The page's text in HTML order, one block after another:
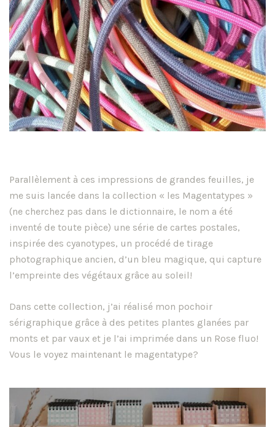
Parallèlement à ces impressions de grandes feuilles, je
me suis lancée dans la collection « les Magentatypes »
(ne cherchez pas dans le dictionnaire, le nom a été
inventé de toute pièce) une série de cartes postales,
inspirée des cyanotypes, un procédé de tirage
photographique ancien, d’un bleu magique, qui capture
l’empreinte des végétaux grâce au soleil!
Dans cette collection, j’ai réalisé mon pochoir
sérigraphique grâce à des petites plantes glanées par
monts et par vaux et je l’ai imprimée dans un Rose fluo!
Vous le voyez maintenant le magentatype?